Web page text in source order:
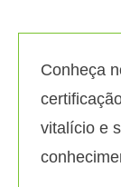
Conheça
vitalício e